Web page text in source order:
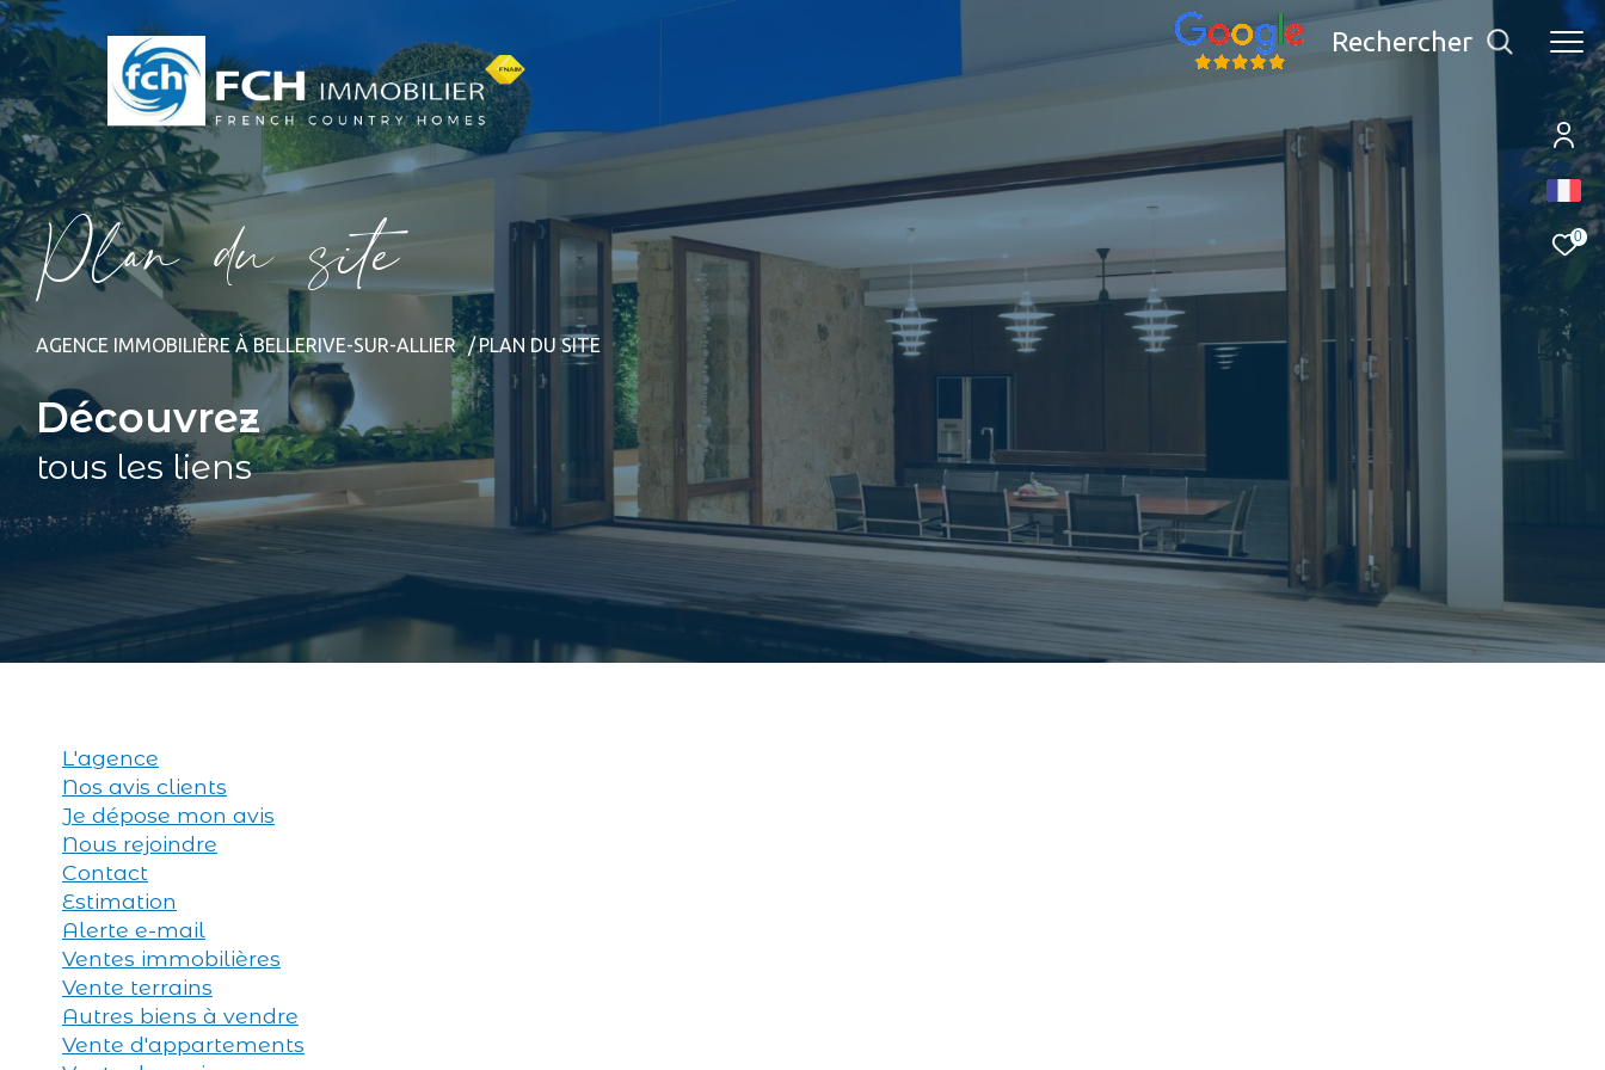
0
Rechercher
Pla du sie
AGENCE IMMOBILIÈRE À BELLERIVE-SUR-ALLIER PLAN DU SITE
Découvrez
tous les liens
L'agence
Nos avis clients
Je dépose mon avis
Nous rejoindre
Contact
Estimation
Alerte e-mail
Ventes immobilières
Vente terrains
Autres biens à vendre
Vente d'appartements